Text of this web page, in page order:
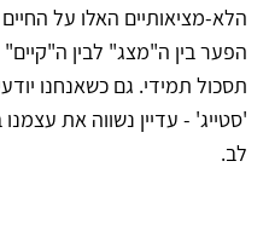
הלא-מציאותיים האלו על
הפער בין ה"מצג" לבין ה"קיים"
תסכול תמידי. גם כשאנחנו
'סטייג' - עדיין נשווה את
לב.